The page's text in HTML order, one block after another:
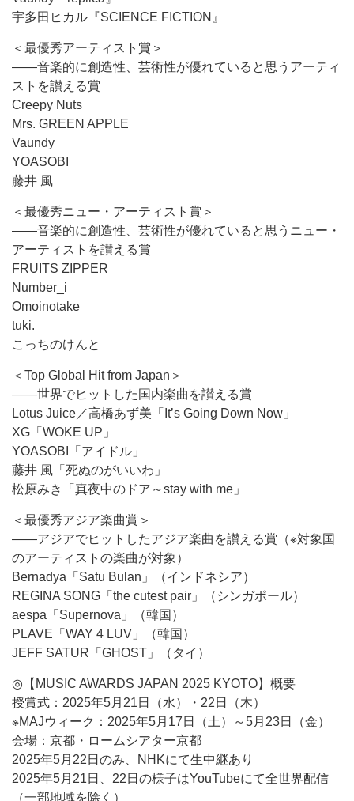
宇多田ヒカル『SCIENCE FICTION』
＜最優秀アーティスト賞＞
――音楽的に創造性、芸術性が優れていると思うアーティ
ストを讃える賞
Creepy Nuts
Mrs. GREEN APPLE
Vaundy
YOASOBI
藤井 風
＜最優秀ニュー・アーティスト賞＞
――音楽的に創造性、芸術性が優れていると思うニュー・
アーティストを讃える賞
FRUITS ZIPPER
Number_i
Omoinotake
tuki.
こっちのけんと
＜Top Global Hit from Japan＞
――世界でヒットした国内楽曲を讃える賞
Lotus Juice／高橋あず美「It’s Going Down Now」
XG「WOKE UP」
YOASOBI「アイドル」
藤井 風「死ぬのがいいわ」
松原みき「真夜中のドア～stay with me」
＜最優秀アジア楽曲賞＞
――アジアでヒットしたアジア楽曲を讃える賞（※対象国
のアーティストの楽曲が対象）
Bernadya「Satu Bulan」（インドネシア）
REGINA SONG「the cutest pair」（シンガポール）
aespa「Supernova」（韓国）
PLAVE「WAY 4 LUV」（韓国）
JEFF SATUR「GHOST」（タイ）
◎【MUSIC AWARDS JAPAN 2025 KYOTO】概要
授賞式：2025年5月21日（水）・22日（木）
※MAJウィーク：2025年5月17日（土）～5月23日（金）
会場：京都・ロームシアター京都
2025年5月22日のみ、NHKにて生中継あり
2025年5月21日、22日の様子はYouTubeにて全世界配信
（一部地域を除く）